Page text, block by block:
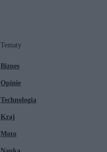
Tematy
Biznes
Opinie
Technologia
Kraj
Moto